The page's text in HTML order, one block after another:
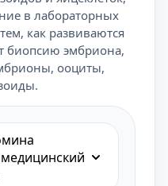
в лабораторных
как развиваются
биопсию эмбриона,
ооциты,